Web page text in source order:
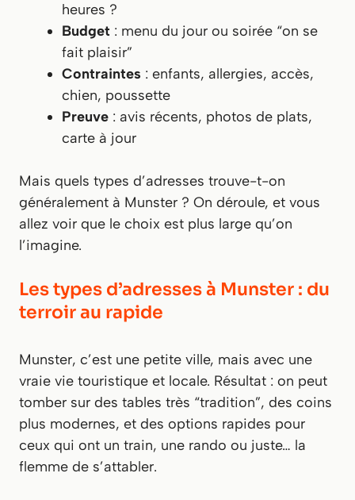
heures ?
Budget : menu du jour ou soirée “on se
fait plaisir”
Contraintes : enfants, allergies, accès,
chien, poussette
Preuve : avis récents, photos de plats,
carte à jour
Mais quels types d’adresses trouve-t-on
généralement à Munster ? On déroule, et vous
allez voir que le choix est plus large qu’on
l’imagine.
Les types d’adresses à Munster : du
terroir au rapide
Munster, c’est une petite ville, mais avec une
vraie vie touristique et locale. Résultat : on peut
tomber sur des tables très “tradition”, des coins
plus modernes, et des options rapides pour
ceux qui ont un train, une rando ou juste… la
flemme de s’attabler.